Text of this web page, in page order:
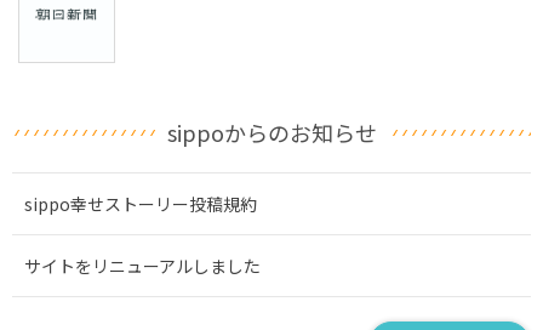
sippoからのお知らせ
sippo幸せストーリー投稿規約
サイトをリニューアルしました